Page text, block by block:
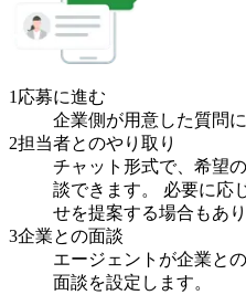
1 応募に進む
企業側が用意した質問
2担当者とのやり取り
チャット形式で、希望
談できます。 必要に応
せを提案する場合もあり
3企業との面談
エージェントが企業と
面談を設定します。